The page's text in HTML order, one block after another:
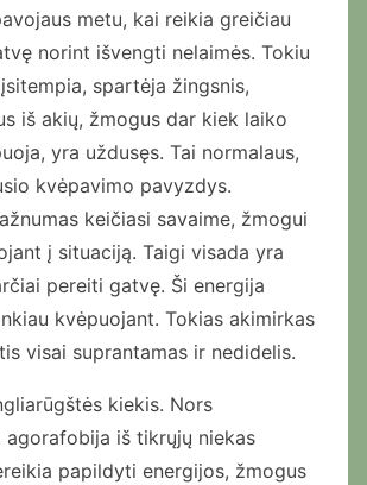
metu, kai reikia greičiau
norint išvengti nelaimės. Tokiu
spartėja žingsnis,
iš akių, žmogus dar kiek laiko
yra uždusęs. Tai normalaus,
kvėpavimo pavyzdys.
keičiasi savaime, žmogui
į situaciją. Taigi visada yra
pereiti gatvę. Ši energija
kvėpuojant. Tokias akimirkas
visai suprantamas ir nedidelis.
kiekis. Nors
agorafobija iš tikrųjų niekas
papildyti energijos, žmogus